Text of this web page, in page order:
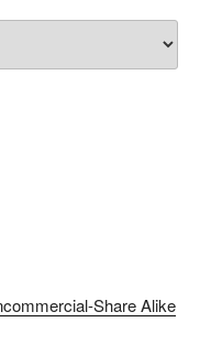
Share Alike